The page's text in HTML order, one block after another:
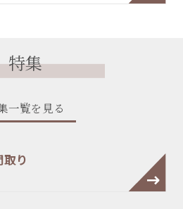
特集
一覧を見る
り